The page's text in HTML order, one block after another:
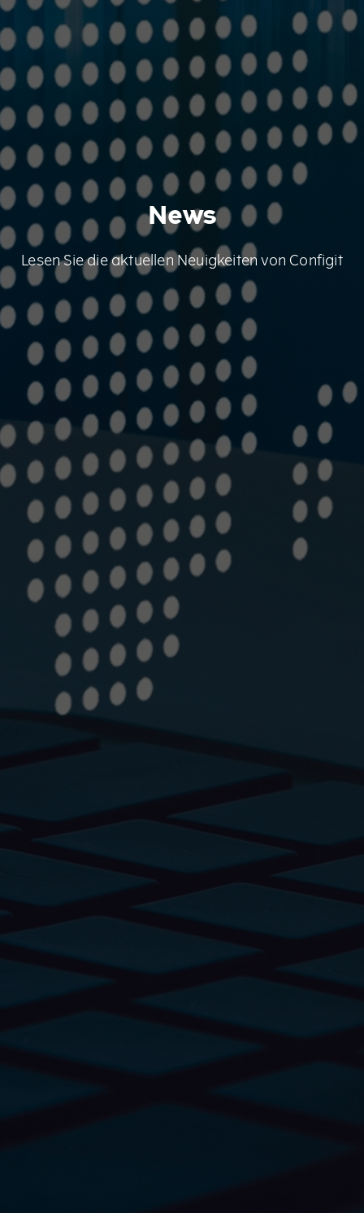
News
Lesen Sie die aktuellen Neuigkeiten von Configit